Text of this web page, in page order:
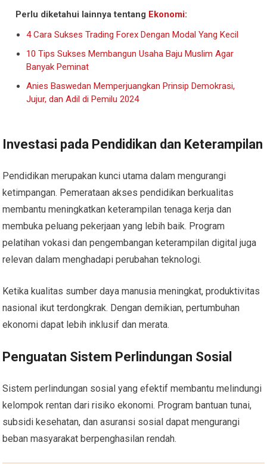
Perlu diketahui lainnya tentang Ekonomi:
4 Cara Sukses Trading Forex Dengan Modal Yang Kecil
10 Tips Sukses Membangun Usaha Baju Muslim Agar
Banyak Peminat
Anies Baswedan Memperjuangkan Prinsip Demokrasi,
Jujur, dan Adil di Pemilu 2024
Investasi pada Pendidikan dan Keterampilan
Pendidikan merupakan kunci utama dalam mengurangi
ketimpangan. Pemerataan akses pendidikan berkualitas
membantu meningkatkan keterampilan tenaga kerja dan
membuka peluang pekerjaan yang lebih baik. Program
pelatihan vokasi dan pengembangan keterampilan digital juga
relevan dalam menghadapi perubahan teknologi.
Ketika kualitas sumber daya manusia meningkat, produktivitas
nasional ikut terdongkrak. Dengan demikian, pertumbuhan
ekonomi dapat lebih inklusif dan merata.
Penguatan Sistem Perlindungan Sosial
Sistem perlindungan sosial yang efektif membantu melindungi
kelompok rentan dari risiko ekonomi. Program bantuan tunai,
subsidi kesehatan, dan asuransi sosial dapat mengurangi
beban masyarakat berpenghasilan rendah.